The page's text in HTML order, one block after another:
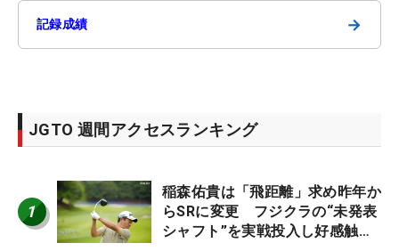
記録成績 →
JGTO 週間アクセスランキング
1
稲森佑貴は「飛距離」求め昨年か
らSRに変更 フジクラの“未発表
シャフト”を実戦投入し好感触